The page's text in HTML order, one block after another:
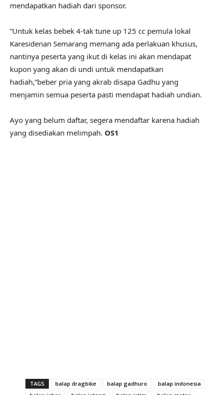
mendapatkan hadiah dari sponsor.
“Untuk kelas bebek 4-tak tune up 125 cc pemula lokal
Karesidenan Semarang memang ada perlakuan khusus,
nantinya peserta yang ikut di kelas ini akan mendapat
kupon yang akan di undi untuk mendapatkan
hadiah,”beber pria yang akrab disapa Gadhu yang
menjamin semua peserta pasti mendapat hadiah undian.
Ayo yang belum daftar, segera mendaftar karena hadiah
yang disediakan melimpah. OS1
TAGS balap dragbike balap gadhuro
balap indonesia